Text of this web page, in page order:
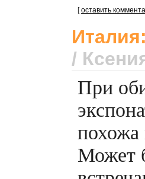
[оставить
/
При
Может